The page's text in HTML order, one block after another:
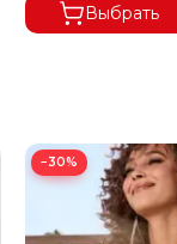
Выбрать
−30%